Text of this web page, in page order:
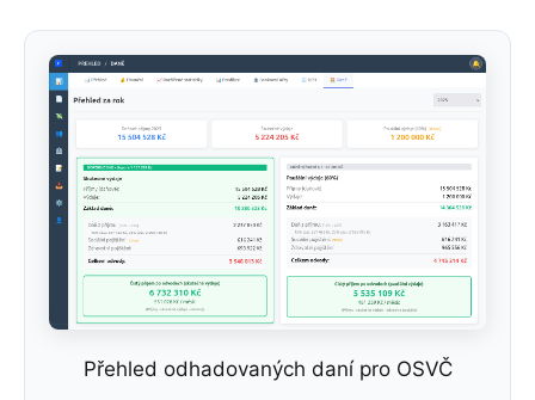
Přehled odhadovaných daní pro OSVČ